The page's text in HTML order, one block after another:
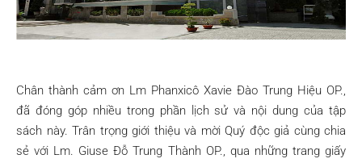
Chân thành cảm ơn Lm Phanxicô Xavie Đào Trung Hiệu OP.,
đã đóng góp nhiều trong phần lịch sử và nội dung của tập
sách này. Trân trọng giới thiệu và mời Quý độc giả cùng chia
sẻ với Lm. Giuse Đỗ Trung Thành OP., qua những trang giấy